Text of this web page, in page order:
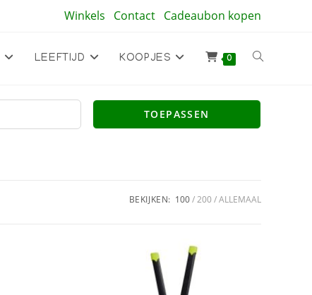
Winkels Contact Cadeaubon kopen
LEEFTIJD KOOPJES 0 Toggle
TOEPASSEN
BEKIJKEN: 100 200 ALLEMAAL